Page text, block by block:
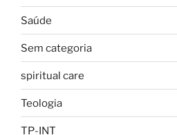
Saúde
Sem categoria
spiritual care
Teologia
TP-INT